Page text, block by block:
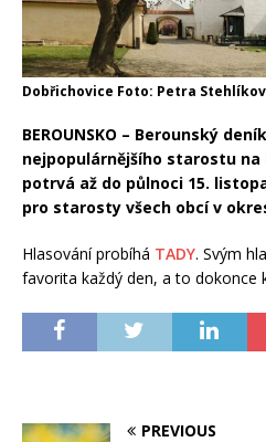
Dobřichovice Foto: Petra
BEROUNSKO – Berounský
nejpopulárnějšího starostu na
potrvá až do půlnoci 15.
pro starosty všech obcí v
Hlasování probíhá TADY. Svým
favorita každý den, a to dokonce
PREVIOUS